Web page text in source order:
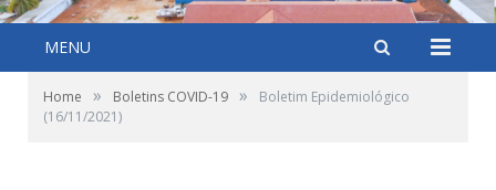
MENU
Home » Boletins COVID-19 »
Boletim Epidemiológico
(16/11/2021)